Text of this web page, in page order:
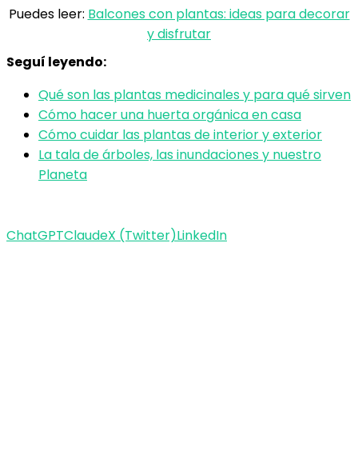
Puedes leer: Balcones con plantas: ideas para decorar
y disfrutar
Seguí leyendo:
Qué son las plantas medicinales y para qué sirven
Cómo hacer una huerta orgánica en casa
Cómo cuidar las plantas de interior y exterior
La tala de árboles, las inundaciones y nuestro
Planeta
ChatGPTClaudeX (Twitter)LinkedIn